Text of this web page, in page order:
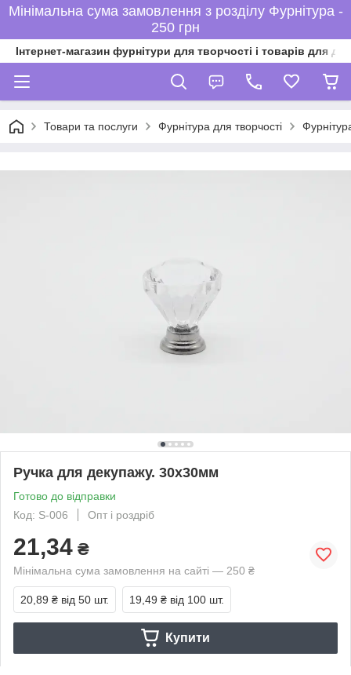
Мінімальна сума замовлення з розділу Фурнітура -
250 грн
Інтернет-магазин фурнітури для творчості і товарів для
Товари та послуги Фурнітура для творчості
Ручка для декупажу. 30х30мм
Готово до відправки
Код: S-006
Опт і роздріб
21,34 ₴
Мінімальна сума замовлення на сайті — 250 ₴
20,89 ₴ від 50 шт. 19,49 ₴ від 100 шт.
Купити